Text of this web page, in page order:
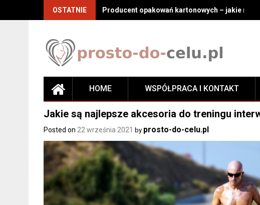
OSTATNIE Producent opakowań kartonowych – jakie
HOME WSPÓŁPRACA I KONTAKT
Jakie są najlepsze akcesoria do treningu
Posted on 22 września 2021 by prosto-do-celu.pl